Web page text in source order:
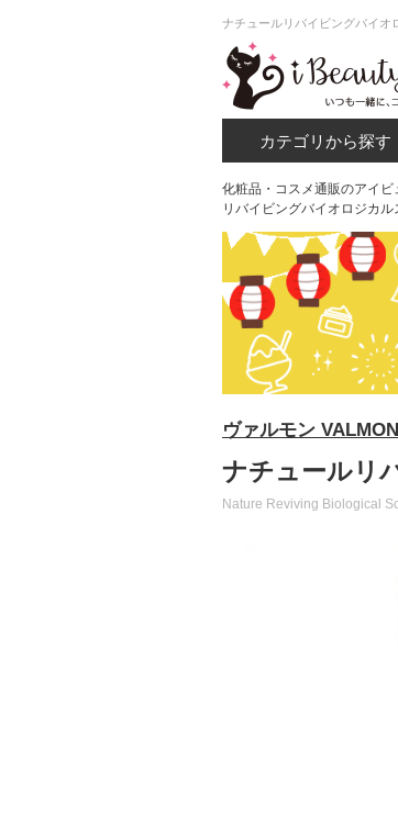
ナチュールリバイビングバイオ
カテゴリから探す
化粧品・コスメ通販のアイビ
リバイビングバイオロジカ
ヴァルモン
ナチュールリ
Nature Reviving Biological